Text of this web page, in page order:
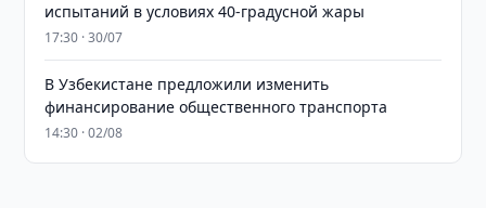
испытаний в условиях 40-градусной жары
17:30 · 30/07
В Узбекистане предложили изменить
финансирование общественного транспорта
14:30 · 02/08